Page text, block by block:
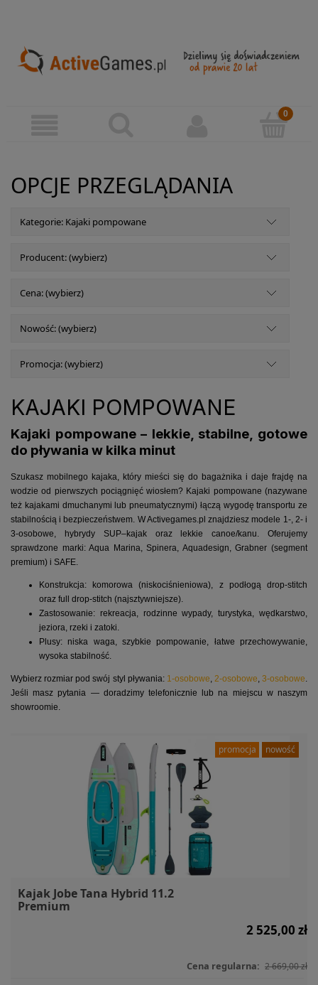
OPCJE PRZEGLĄDANIA
Kategorie: Kajaki pompowane
Producent: (wybierz)
Cena: (wybierz)
Nowość: (wybierz)
Promocja: (wybierz)
KAJAKI POMPOWANE
Kajaki pompowane – lekkie, stabilne, gotowe
do pływania w kilka minut
Szukasz mobilnego kajaka, który mieści się do bagażnika i daje frajdę na
wodzie od pierwszych pociągnięć wiosłem? Kajaki pompowane (nazywane
też kajakami dmuchanymi lub pneumatycznymi) łączą wygodę transportu ze
stabilnością i bezpieczeństwem. W Activegames.pl znajdziesz modele 1-, 2- i
3-osobowe, hybrydy SUP–kajak oraz lekkie canoe/kanu. Oferujemy
sprawdzone marki: Aqua Marina, Spinera, Aquadesign, Grabner (segment
premium) i SAFE.
Konstrukcja: komorowa (niskociśnieniowa), z podłogą drop-stitch
oraz full drop-stitch (najsztywniejsze).
Zastosowanie: rekreacja, rodzinne wypady, turystyka, wędkarstwo,
jeziora, rzeki i zatoki.
Plusy: niska waga, szybkie pompowanie, łatwe przechowywanie,
wysoka stabilność.
Wybierz rozmiar pod swój styl pływania: 1-osobowe, 2-osobowe, 3-osobowe.
Jeśli masz pytania — doradzimy telefonicznie lub na miejscu w naszym
showroomie.
Kajak Jobe Tana Hybrid 11.2
Premium
2 525,00 zł
Cena regularna: 2 669,00 zł
promocja nowość